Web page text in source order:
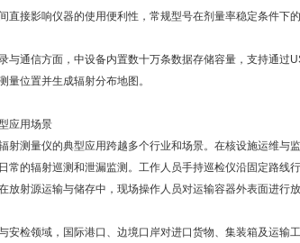
直接影响仪器的使用便利性，常规型号在剂量率稳定条件下
与通信方面，中设备内置数十万条数据存储容量，支持通过
量位置并生成辐射分布地图。
应用场景
射测量仪的典型应用跨越多个行业和场景。在核设施运维与
常的辐射巡测和泄漏监测。工作人员手持巡检仪沿固定路线
放射源运输与储存中，现场操作人员对运输容器外表面进行
安检领域，国际港口、边境口岸对进口货物、集装箱及运输